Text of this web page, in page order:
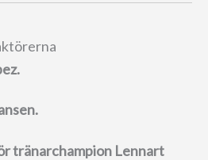
tränarchampion Lennart